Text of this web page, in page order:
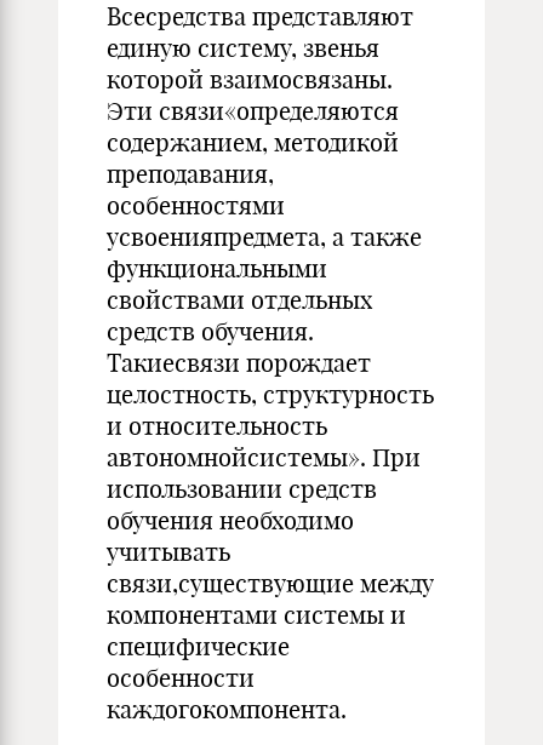
Всесредства представляют
единую систему, звенья
которой вза­имосвязаны.
Эти связи«определяются
содержанием, методикой
преподавания,
особенностями
усвоенияпредмета, а также
функци­ональными
свойствами отдельных
средств обучения.
Такиесвязи порождает
целостность, структурность
и относительность
автоном­нойсистемы». При
использовании средств
обучения необходимо
учитывать
связи,существующие между
компонентами системы и
специфические
особенности
каждогокомпонента.